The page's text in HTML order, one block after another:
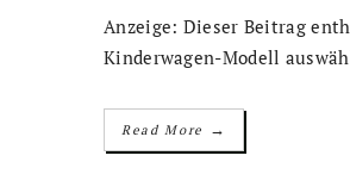
Anzeige: Dieser Beitrag
Kinderwagen-Modell
Read More →